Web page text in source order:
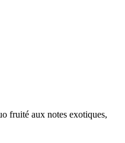
fruité aux notes exotiques,